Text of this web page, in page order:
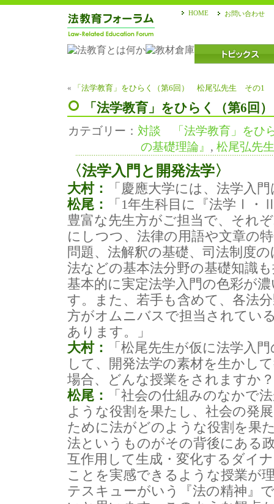
HOME お問い合わせ
« 「法学教育」をひらく（第6回） 松尾弘先生 その1
「法学教育」をひらく（第6
カテゴリー： 対談 「法学教育」をひ
の基礎理論』 , 松尾弘先生
〈法学入門と開発法学〉
大村：
「慶應大学には、法学入
松尾：
「1年生科目に『法学Ⅰ
豊富な先生方がご担当で、それ
にしつつ、法律の用語や文章の
問題、法解釈の基礎、司法制度
法などの基本法分野の基礎知識
基本的に実定法学入門の色彩が
す。また、若手も含めて、各法
方がオムニバスで担当されてい
あります。」
大村：
「松尾先生が仮に法学入
して、開発法学の素材を生かし
場合、どんな授業をされますか
松尾：
「社会の仕組みのなかで
ような役割を果たし、社会の発
ために法がどのような役割を果
法というものがその背後にある
互作用して生成・変化するダイ
ことを実感できるような授業が
テスキューがいう『法の精神』